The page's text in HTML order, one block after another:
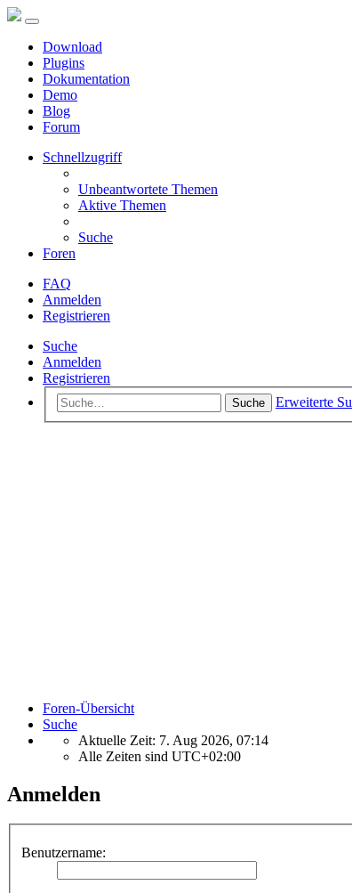
Download
Plugins
Dokumentation
Demo
Blog
Forum
Schnellzugriff
Unbeantwortete Themen
Aktive Themen
Suche
Foren
FAQ
Anmelden
Registrieren
Suche
Anmelden
Registrieren
Suche Erweiterte
Foren-Übersicht
Suche
Aktuelle Zeit: 7. Aug 2026, 07:14
Alle Zeiten sind UTC+02:00
Anmelden
Benutzername: